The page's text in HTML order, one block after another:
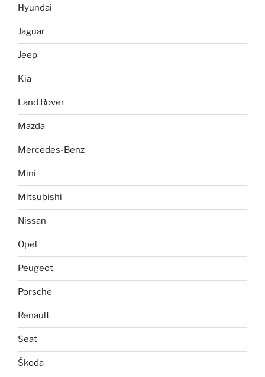
Hyundai
Jaguar
Jeep
Kia
Land Rover
Mazda
Mercedes-Benz
Mini
Mitsubishi
Nissan
Opel
Peugeot
Porsche
Renault
Seat
Škoda